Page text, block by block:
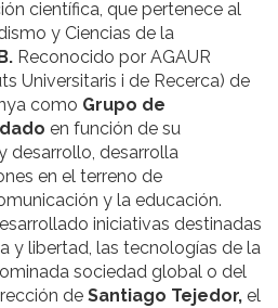
científica, que pertenece al
y Ciencias de la
Reconocido por AGAUR
Universitaris i de Recerca) de
como Grupo de
en función de su
desarrollo, desarrolla
en el terreno de
y la educación.
iniciativas destinadas
y libertad, las tecnologías de la
sociedad global o del
de Santiago Tejedor, el